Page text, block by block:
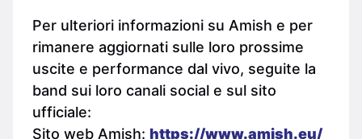
Per ulteriori informazioni su Amish e per
rimanere aggiornati sulle loro prossime
uscite e performance dal vivo, seguite la
band sui loro canali social e sul sito
ufficiale:
Sito web Amish: https://www.amish.eu/